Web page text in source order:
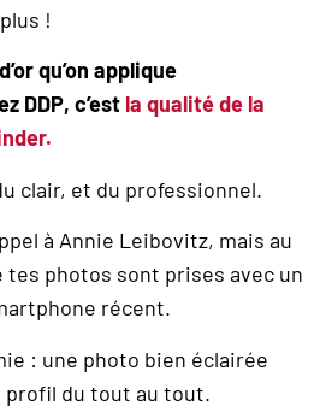
!
qu’on applique
DDP, c’est la qualité de la
clair, et du professionnel.
à Annie Leibovitz, mais au
photos sont prises avec un
récent.
: une photo bien éclairée
du tout au tout.